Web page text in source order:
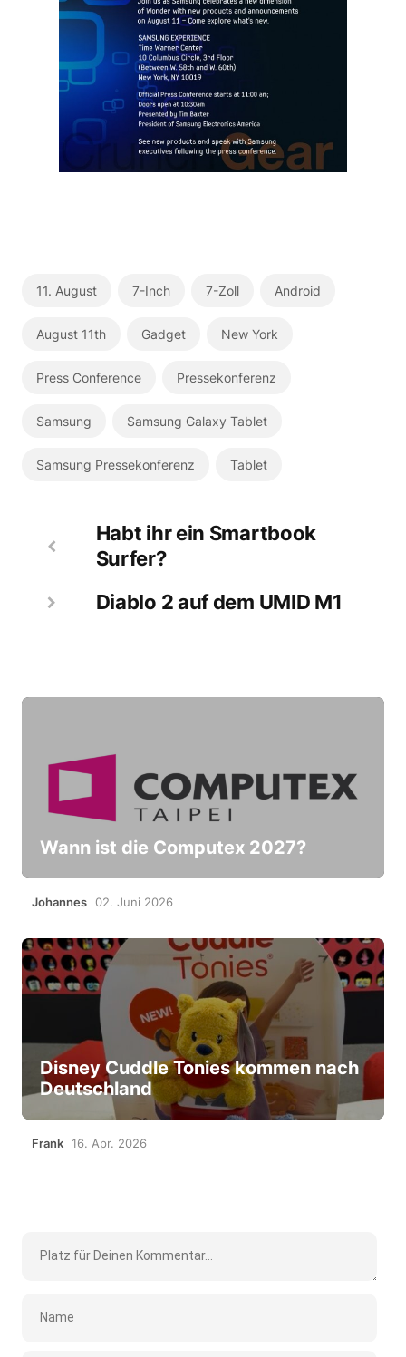
11. August 7-Inch 7-Zoll Android
August 11th Gadget New York
Press Conference Pressekonferenz
Samsung Samsung Galaxy Tablet
Samsung Pressekonferenz Tablet
Habt ihr ein Smartbook
Surfer?
Diablo 2 auf dem UMID M1
Wann ist die Computex 2027?
Johannes 02. Juni 2026
Disney Cuddle Tonies kommen nach
Deutschland
Frank 16. Apr. 2026